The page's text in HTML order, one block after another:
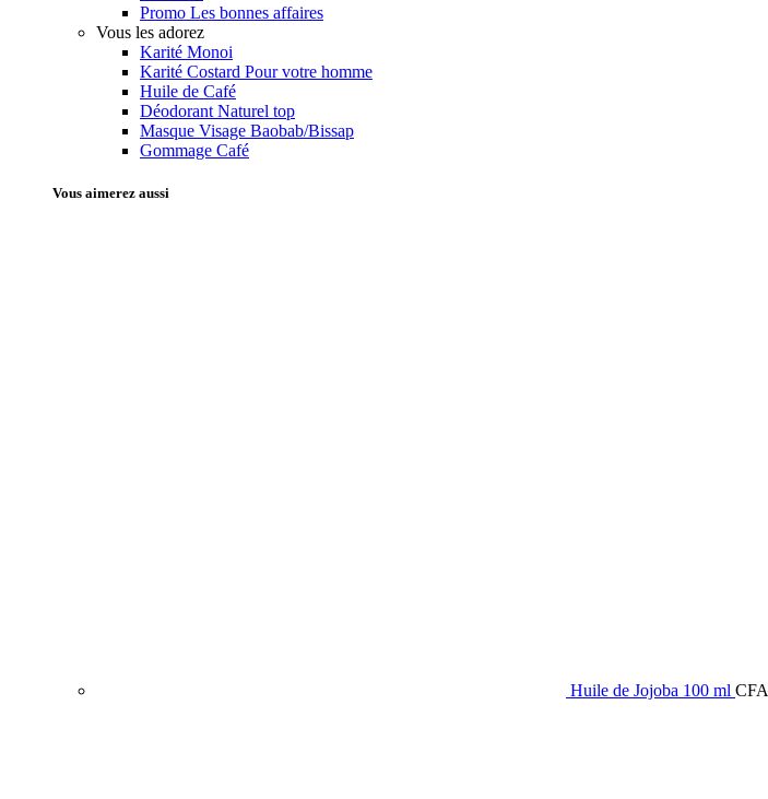
Promo Les bonnes affaires
Vous les adorez
Karité Monoi
Karité Costard Pour votre homme
Huile de Café
Déodorant Naturel top
Masque Visage Baobab/Bissap
Gommage Café
Vous aimerez aussi
Huile de Jojoba 100 ml CFA